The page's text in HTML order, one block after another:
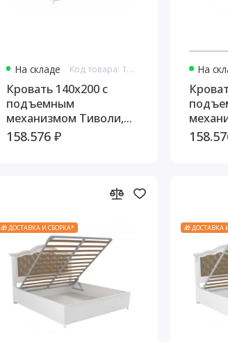
На складе Код товара: 10866
Кровать 140x200 с
подъемным
механизмом Тиволи,
Молочный
158.576 ₽
На
🎁 ДОСТАВКА И СБОРКА* 🎁 ДОСТАВКА